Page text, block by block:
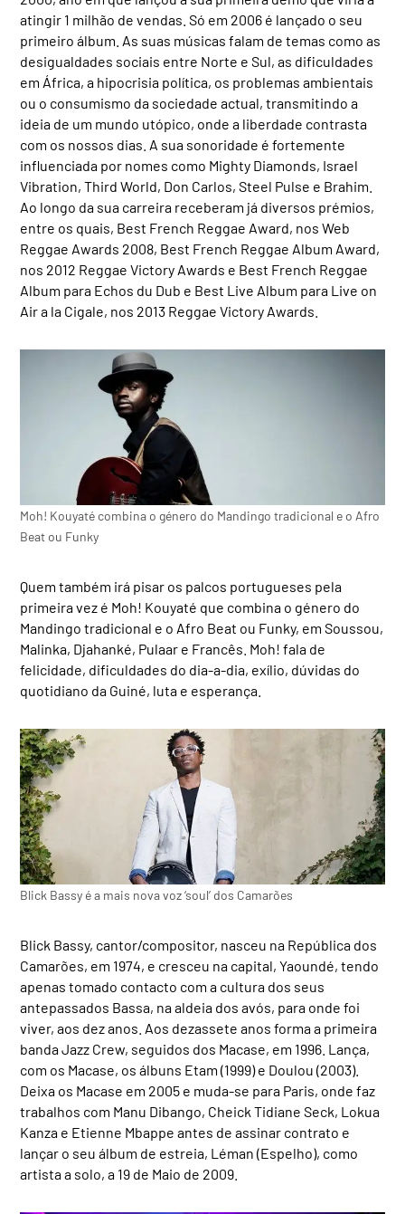
atingir 1 milhão de vendas. Só em 2006 é lançado o seu
primeiro álbum. As suas músicas falam de temas como as
desigualdades sociais entre Norte e Sul, as dificuldades
em África, a hipocrisia política, os problemas ambientais
ou o consumismo da sociedade actual, transmitindo a
ideia de um mundo utópico, onde a liberdade contrasta
com os nossos dias. A sua sonoridade é fortemente
influenciada por nomes como Mighty Diamonds, Israel
Vibration, Third World, Don Carlos, Steel Pulse e Brahim.
Ao longo da sua carreira receberam já diversos prémios,
entre os quais, Best French Reggae Award, nos Web
Reggae Awards 2008, Best French Reggae Album Award,
nos 2012 Reggae Victory Awards e Best French Reggae
Album para Echos du Dub e Best Live Album para Live on
Air a la Cigale, nos 2013 Reggae Victory Awards.
Moh! Kouyaté combina o género do Mandingo tradicional e o Afro
Beat ou Funky
Quem também irá pisar os palcos portugueses pela
primeira vez é Moh! Kouyaté que combina o género do
Mandingo tradicional e o Afro Beat ou Funky, em Soussou,
Malinka, Djahanké, Pulaar e Francês. Moh! fala de
felicidade, dificuldades do dia-a-dia, exílio, dúvidas do
quotidiano da Guiné, luta e esperança.
Blick Bassy é a mais nova voz ‘soul’ dos Camarões
Blick Bassy, cantor/compositor, nasceu na República dos
Camarões, em 1974, e cresceu na capital, Yaoundé, tendo
apenas tomado contacto com a cultura dos seus
antepassados Bassa, na aldeia dos avós, para onde foi
viver, aos dez anos. Aos dezassete anos forma a primeira
banda Jazz Crew, seguidos dos Macase, em 1996. Lança,
com os Macase, os álbuns Etam (1999) e Doulou (2003).
Deixa os Macase em 2005 e muda-se para Paris, onde faz
trabalhos com Manu Dibango, Cheick Tidiane Seck, Lokua
Kanza e Etienne Mbappe antes de assinar contrato e
lançar o seu álbum de estreia, Léman (Espelho), como
artista a solo, a 19 de Maio de 2009.